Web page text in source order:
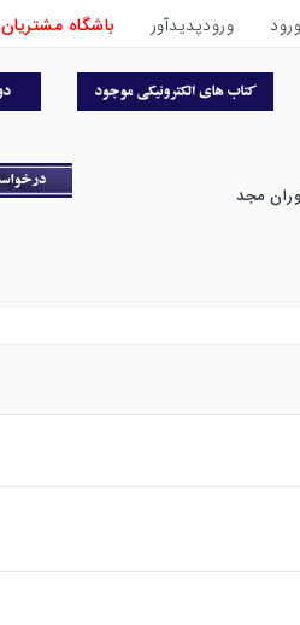
ورود ورودپدیدآور باشگاه مشتریان
مجد